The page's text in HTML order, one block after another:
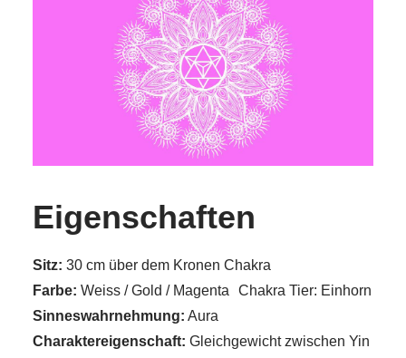
Eigenschaften
Sitz: 30 cm über dem Kronen Chakra
Farbe: Weiss / Gold / Magenta Chakra Tier: Einhorn
Sinneswahrnehmung: Aura
Charaktereigenschaft: Gleichgewicht zwischen Yin